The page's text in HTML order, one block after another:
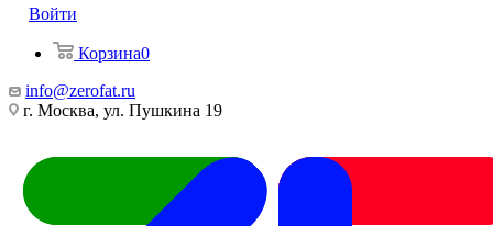
Войти
Корзина0
info@zerofat.ru
г. Москва, ул. Пушкина 19